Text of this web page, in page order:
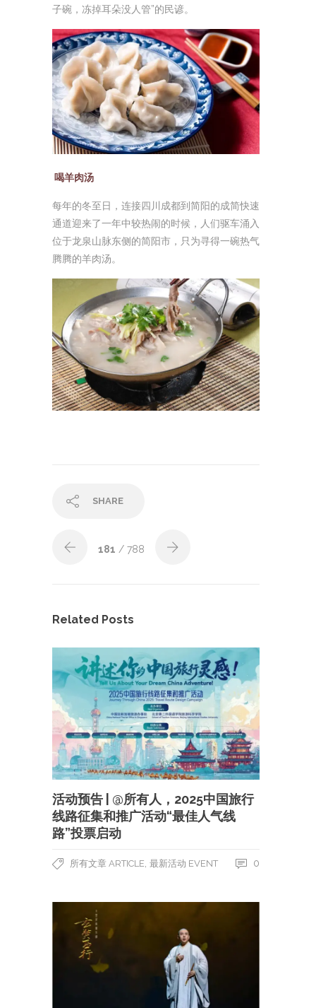
子碗，冻掉耳朵没人管”的民谚。
喝羊肉汤
每年的冬至日，连接四川成都到简阳的成简快速
通道迎来了一年中较热闹的时候，人们驱车涌入
位于龙泉山脉东侧的简阳市，只为寻得一碗热气
腾腾的羊肉汤。
SHARE
181 / 788
Related Posts
活动预告 | @所有人，2025中国旅行
线路征集和推广活动“最佳人气线
路”投票启动
所有文章 ARTICLE 最新活动 EVENT 0